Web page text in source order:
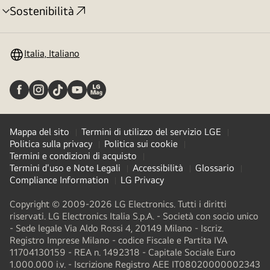
Sostenibilità
Attivazione
Italia, Italiano
Mappa del sito
Termini di utilizzo del servizio LGE
Politica sulla privacy
Politica sui cookie
Termini e condizioni di acquisto
Termini d'uso e Note Legali
Accessibilità
Glossario
Compliance Information
LG Privacy
Copyright © 2009-2026 LG Electronics. Tutti i diritti
riservati. LG Electronics Italia S.p.A. - Società con socio unico
- Sede legale Via Aldo Rossi 4, 20149 Milano - Iscriz.
Registro Imprese Milano - codice Fiscale e Partita IVA
11704130159 - REA n. 1492318 - Capitale Sociale Euro
1.000.000 i.v. - Iscrizione Registro AEE IT08020000002343​